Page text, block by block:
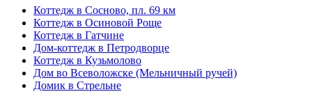
Коттедж в Сосново, пл. 69 км
Коттедж в Осиновой Роще
Коттедж в Гатчине
Дом-коттедж в Петродворце
Коттедж в Кузьмолово
Дом во Всеволожске (Мельничный ручей)
Домик в Стрельне